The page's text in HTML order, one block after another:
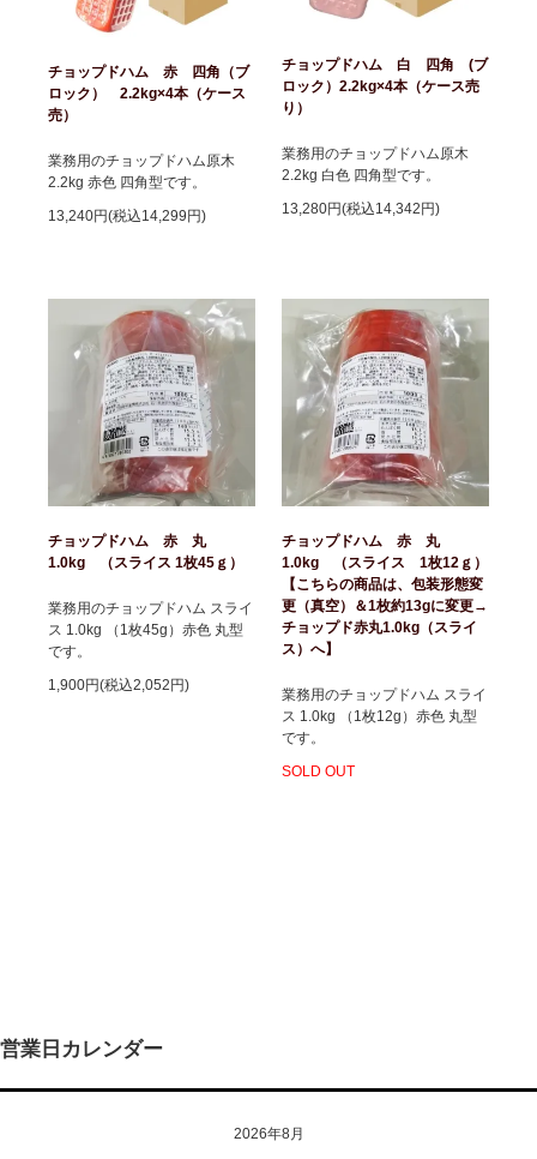
チョップドハム 赤 四角（ブ
ロック） 2.2kg×4本（ケース
売）
業務用のチョップドハム原木
2.2kg 赤色 四角型です。
13,240円(税込14,299円)
チョップドハム 白 四角 (ブ
ロック）2.2kg×4本（ケース売
り）
業務用のチョップドハム原木
2.2kg 白色 四角型です。
13,280円(税込14,342円)
チョップドハム 赤 丸
1.0kg （スライス 1枚45ｇ）
業務用のチョップドハム スライ
ス 1.0kg （1枚45g）赤色 丸型
です。
1,900円(税込2,052円)
チョップドハム 赤 丸
1.0kg （スライス 1枚12ｇ）
【こちらの商品は、包装形態変
更（真空）＆1枚約13gに変更→
チョップド赤丸1.0kg（スライ
ス）へ】
業務用のチョップドハム スライ
ス 1.0kg （1枚12g）赤色 丸型
です。
SOLD OUT
営業日カレンダー
2026年8月